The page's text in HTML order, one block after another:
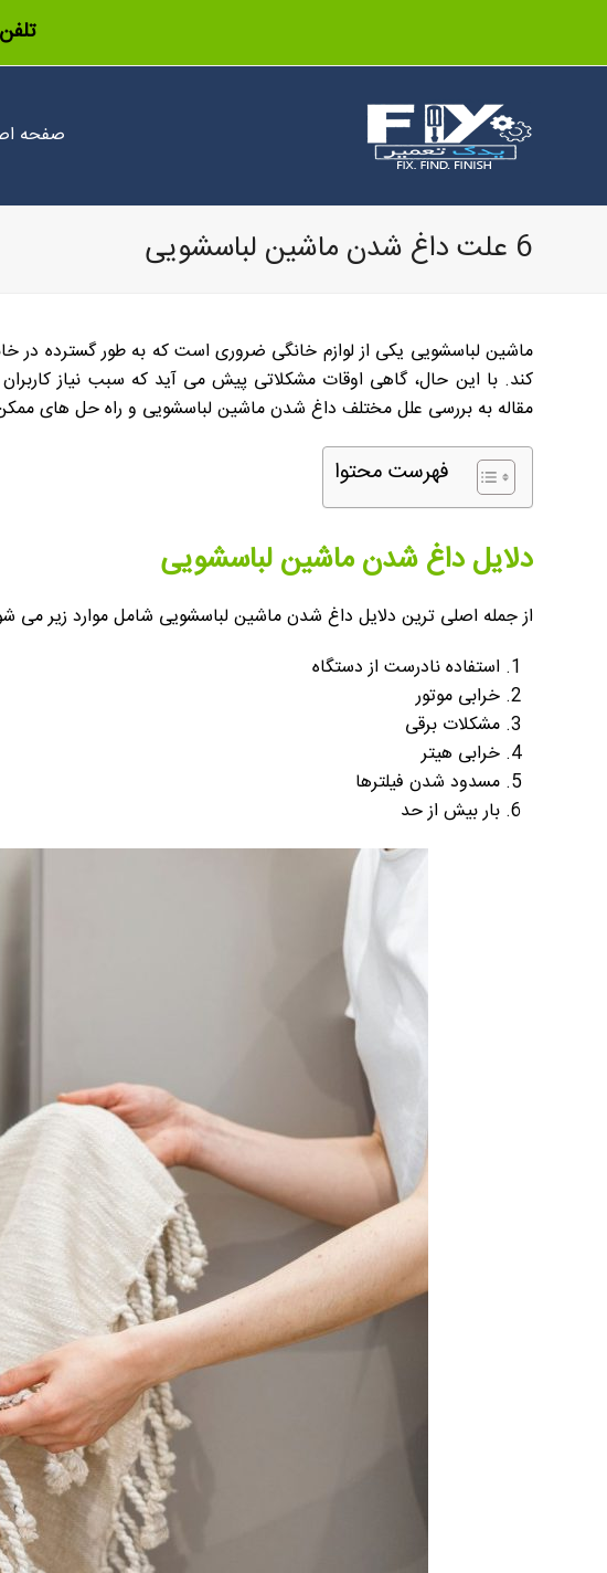
صفحه
6 علت داغ شدن ماشین لباسشویی
ماشین لباسشویی یکی از لوازم خانگی ضروری است که به طور گسترده در
کند. با این حال، گاهی اوقات مشکلاتی پیش می آید که سبب نیاز کاربران
مقاله به بررسی علل مختلف داغ شدن ماشین لباسشویی و راه حل های
فهرست محتوا
دلایل داغ شدن ماشین لباسشویی
از جمله اصلی ترین دلایل داغ شدن ماشین لباسشویی شامل موارد زیر می
استفاده نادرست از دستگاه
خرابی موتور
مشکلات برقی
خرابی هیتر
مسدود شدن فیلترها
بار بیش از حد